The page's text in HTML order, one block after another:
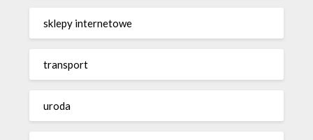
sklepy internetowe
transport
uroda